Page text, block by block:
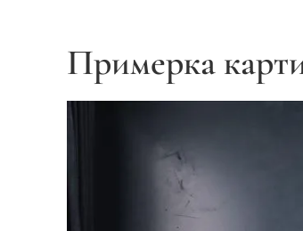
Примерка